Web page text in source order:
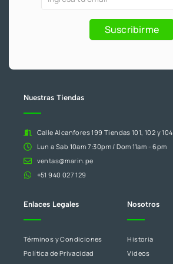
Promociones
blanco.
Suscribirme
Nuestras Tiendas
Calle Alcanfores 199 Tiendas 101, 102 y 104
Lun a Sab 10am 7:30pm / Dom 11am - 6pm
ventas@marin.pe
+51 940 027 129
Enlaces Legales
Términos y Condiciones
Política de Privacidad
Nosotros
Historia
Videos